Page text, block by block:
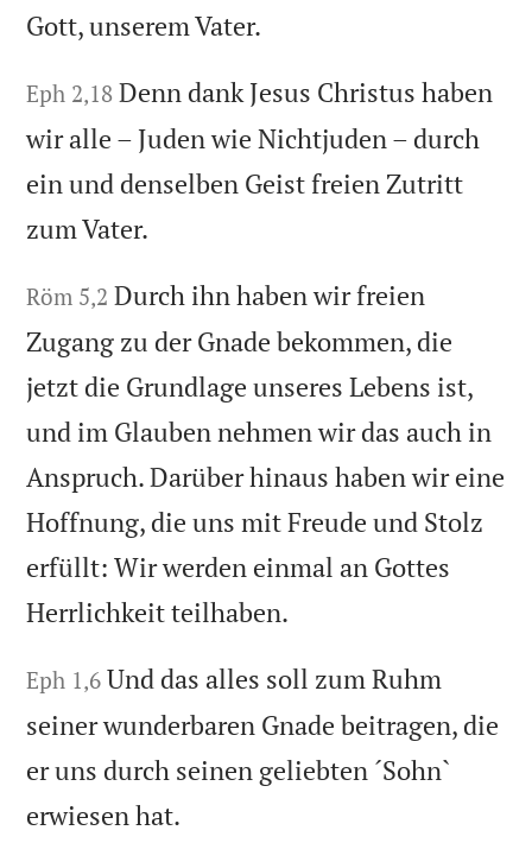
Gott, unserem Vater.
Eph 2,18 Denn dank Jesus Christus haben
wir alle – Juden wie Nichtjuden – durch
ein und denselben Geist freien Zutritt
zum Vater.
Röm 5,2 Durch ihn haben wir freien
Zugang zu der Gnade bekommen, die
jetzt die Grundlage unseres Lebens ist,
und im Glauben nehmen wir das auch in
Anspruch. Darüber hinaus haben wir eine
Hoffnung, die uns mit Freude und Stolz
erfüllt: Wir werden einmal an Gottes
Herrlichkeit teilhaben.
Eph 1,6 Und das alles soll zum Ruhm
seiner wunderbaren Gnade beitragen, die
er uns durch seinen geliebten ´Sohn`
erwiesen hat.